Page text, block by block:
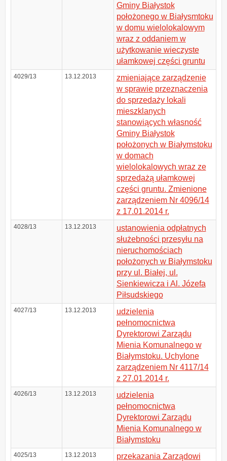
Gminy Białystok
położonego w Białysmtoku
w domu wielolokalowym
wraz z oddaniem w
użytkowanie wieczyste
ułamkowej części gruntu
4029/13 13.12.2013
zmieniające zarządzenie
w sprawie przeznaczenia
do sprzedaży lokali
mieszklanych
stanowiących własność
Gminy Białystok
położonych w Białymstoku
w domach
wielolokalowych wraz ze
sprzedażą ułamkowej
części gruntu. Zmienione
zarządzeniem Nr 4096/14
z 17.01.2014 r.
4028/13 13.12.2013
ustanowienia odpłatnych
służebności przesyłu na
nieruchomościach
położonych w Białymstoku
przy ul. Białej, ul.
Sienkiewicza i Al. Józefa
Piłsudskiego
4027/13 13.12.2013
udzielenia
pełnomocnictwa
Dyrektorowi Zarządu
Mienia Komunalnego w
Białymstoku. Uchylone
zarządzeniem Nr 4117/14
z 27.01.2014 r.
4026/13 13.12.2013
udzielenia
pełnomocnictwa
Dyrektorowi Zarządu
Mienia Komunalnego w
Białymstoku
4025/13 13.12.2013
przekazania Zarządowi